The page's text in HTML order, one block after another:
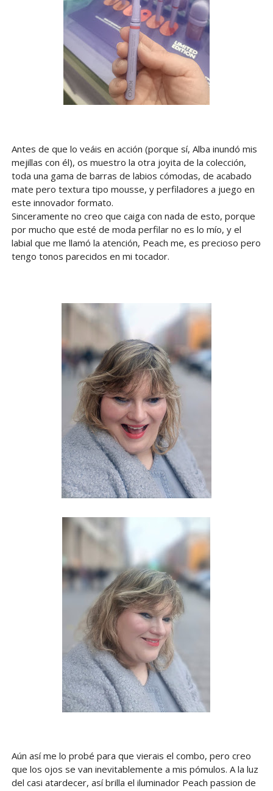
Antes de que lo veáis en acción (porque sí, Alba inundó mis
mejillas con él), os muestro la otra joyita de la colección,
toda una gama de barras de labios cómodas, de acabado
mate pero textura tipo mousse, y perfiladores a juego en
este innovador formato.
Sinceramente no creo que caiga con nada de esto, porque
por mucho que esté de moda perfilar no es lo mío, y el
labial que me llamó la atención, Peach me, es precioso pero
tengo tonos parecidos en mi tocador.
Aún así me lo probé para que vierais el combo, pero creo
que los ojos se van inevitablemente a mis pómulos. A la luz
del casi atardecer, así brilla el iluminador Peach passion de